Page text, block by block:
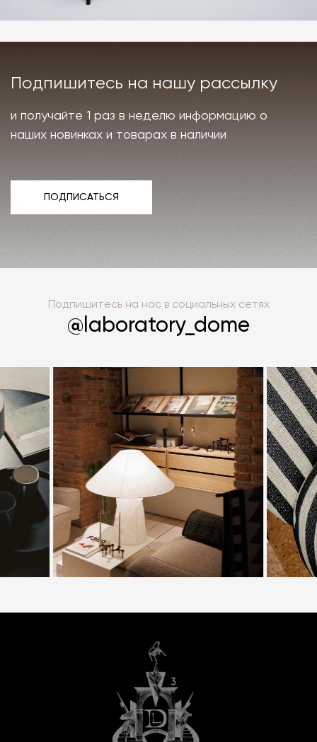
Подпишитесь на нашу рассылку
и получайте 1 раз в неделю информацию о
наших новинках и товарах в наличии
ПОДПИСАТЬСЯ
Подпишитесь на нас в социальных сетях
@laboratory_dome